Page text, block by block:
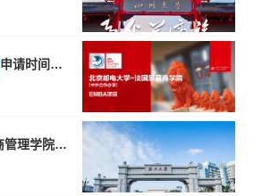
申请时间汇总（10月篇）
2024年广西大学工商管理学院EMBA（双证）招生简章